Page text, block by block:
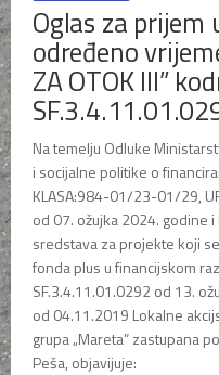
Oglas za prijem
određeno
ZA OTOK III”
Na temelju Odluke
i socijalne politike o
KLASA:984-01/23-01/29,
od 07. ožujka 2024. godine
sredstava za projekte koji
fonda plus u financijskom
SF.3.4.11.01.0292 od 13.
od 04.11.2019 Lokalne
grupa „Mareta” zastupana
Peša, objavijuje: